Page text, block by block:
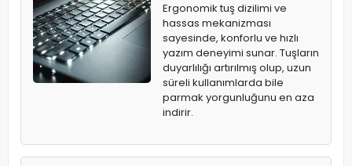
Ergonomik tuş dizilimi ve
hassas mekanizması
sayesinde, konforlu ve hızlı
yazım deneyimi sunar. Tuşların
duyarlılığı artırılmış olup, uzun
süreli kullanımlarda bile
parmak yorgunluğunu en aza
indirir.